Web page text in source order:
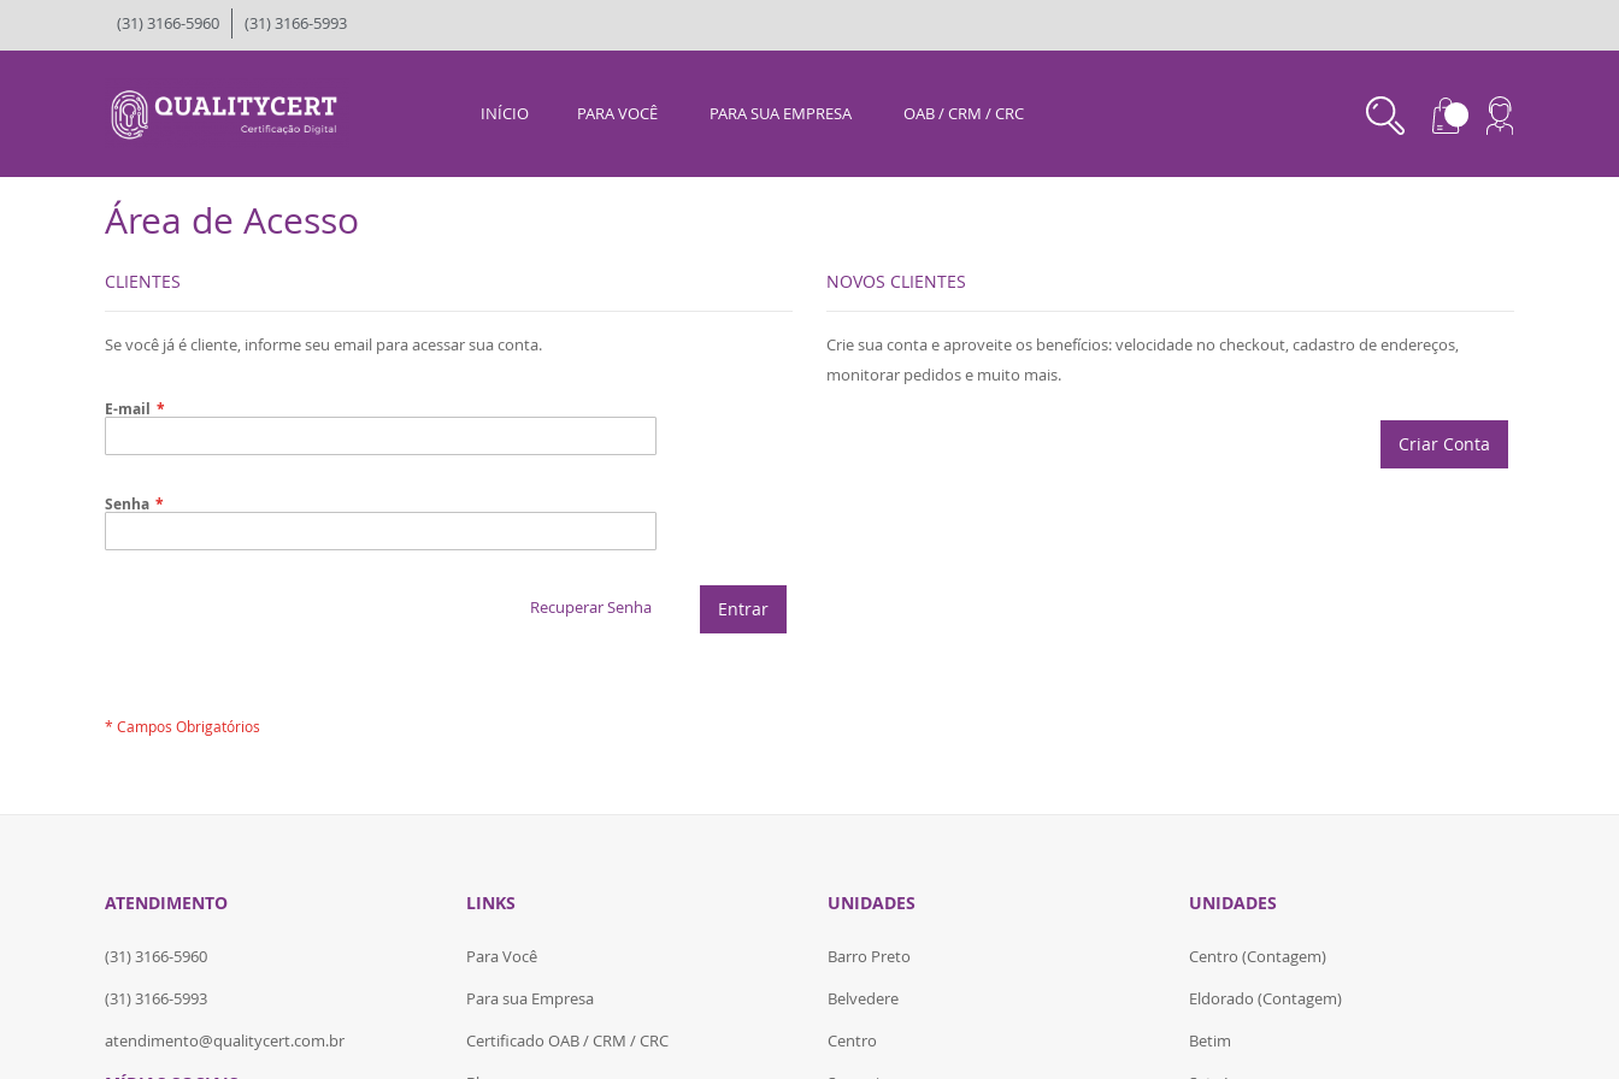
(31) 3166-5960 (31) 3166-5993
INÍCIO PARA VOCÊ PARA SUA EMPRESA OAB / CRM / CRC
Área de Acesso
CLIENTES
Se você já é cliente, informe seu email para acessar sua conta.
E-mail
Senha
Entrar
Recuperar Senha
NOVOS CLIENTES
Crie sua conta e aproveite os benefícios: velocidade no checkout, cadastro de endereços,
monitorar pedidos e muito mais.
Criar Conta
ATENDIMENTO
(31) 3166-5960
(31) 3166-5993
atendimento@qualitycert.com.br
LINKS
Para Você
Para sua Empresa
Certificado OAB / CRM / CRC
UNIDADES
Barro Preto
Belvedere
Centro
UNIDADES
Centro (Contagem)
Eldorado (Contagem)
Betim